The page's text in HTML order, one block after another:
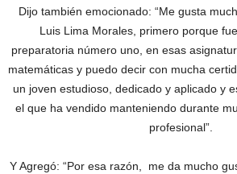
Dijo también emocionado: “Me gusta
Luis Lima Morales, primero porque
preparatoria número uno, en esas
matemáticas y puedo decir con mucha
un joven estudioso, dedicado y aplicado y
el que ha vendido manteniendo durante
profesional”.
Y Agregó: “Por esa razón, me da mucho